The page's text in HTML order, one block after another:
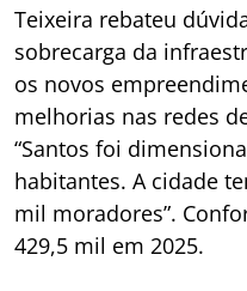
Teixeira rebateu
sobrecarga da
os novos
melhorias nas redes
“Santos foi
habitantes. A cidade
mil moradores”.
429,5 mil em 2025.